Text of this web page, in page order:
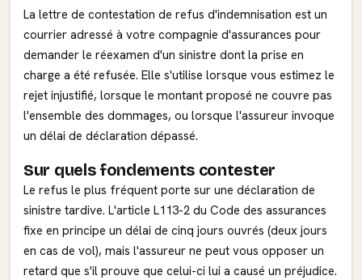
La lettre de contestation de refus d'indemnisation est un
courrier adressé à votre compagnie d'assurances pour
demander le réexamen d'un sinistre dont la prise en
charge a été refusée. Elle s'utilise lorsque vous estimez le
rejet injustifié, lorsque le montant proposé ne couvre pas
l'ensemble des dommages, ou lorsque l'assureur invoque
un délai de déclaration dépassé.
Sur quels fondements contester
Le refus le plus fréquent porte sur une déclaration de
sinistre tardive. L'article L113-2 du Code des assurances
fixe en principe un délai de cinq jours ouvrés (deux jours
en cas de vol), mais l'assureur ne peut vous opposer un
retard que s'il prouve que celui-ci lui a causé un préjudice.